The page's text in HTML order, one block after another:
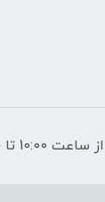
شما هستیم